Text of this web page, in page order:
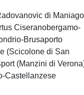
di
Ciseranobergamo-
Brusaporto
(Scicolone di San
(Manzini di
Castellanzese